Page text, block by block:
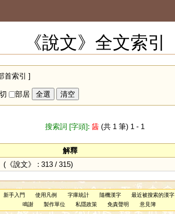
《說文》全文索引
首索引 ]
部居 全選 清空
搜索詞 [字頭]: 䣸(共 1 筆) 1 - 1
解釋
(《說文》 : 313 / 315)
新手入門 使用凡例 字庫統計 隨機漢字
最近被搜索的漢字
鳴謝
製作單位 私隱政策 免責聲明 意見簿